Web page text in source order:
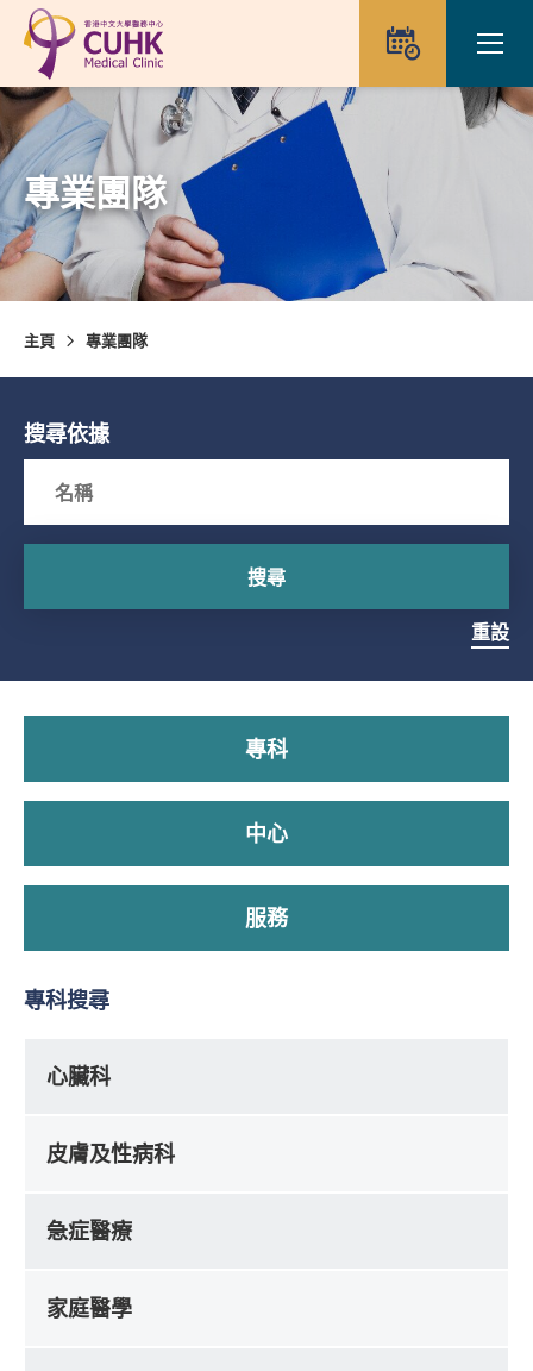
Skip to main content
預約
專業團隊
主頁 專業團隊
搜尋依據
搜尋
重設
專科
中心
服務
專科搜尋
心臟科
皮膚及性病科
急症醫療
家庭醫學